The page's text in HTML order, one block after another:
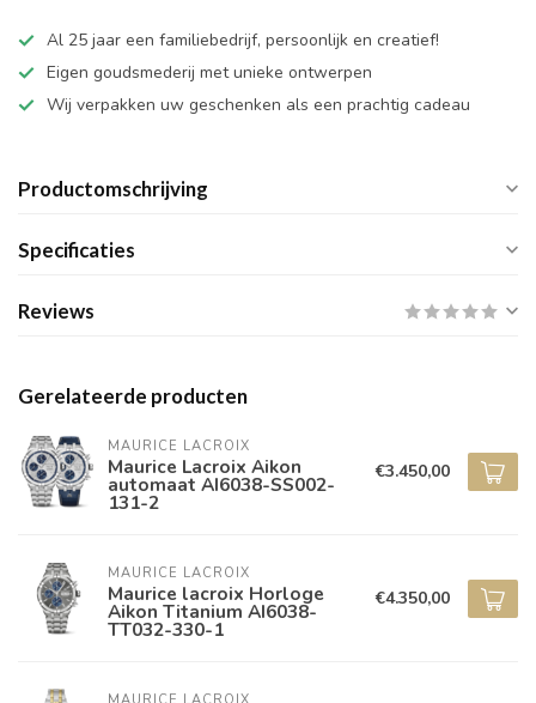
Al 25 jaar een familiebedrijf, persoonlijk en creatief!
Eigen goudsmederij met unieke ontwerpen
Wij verpakken uw geschenken als een prachtig cadeau
Productomschrijving
Specificaties
Reviews
Gerelateerde producten
MAURICE LACROIX
Maurice Lacroix Aikon
automaat AI6038-SS002-
131-2
€3.450,00
MAURICE LACROIX
Maurice lacroix Horloge
Aikon Titanium AI6038-
TT032-330-1
€4.350,00